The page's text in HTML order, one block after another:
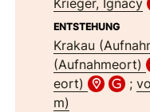
Krieger, Ignacy
ENTSTEHUNG
Krakau
(Aufnahmeort)
eort)
;
m)